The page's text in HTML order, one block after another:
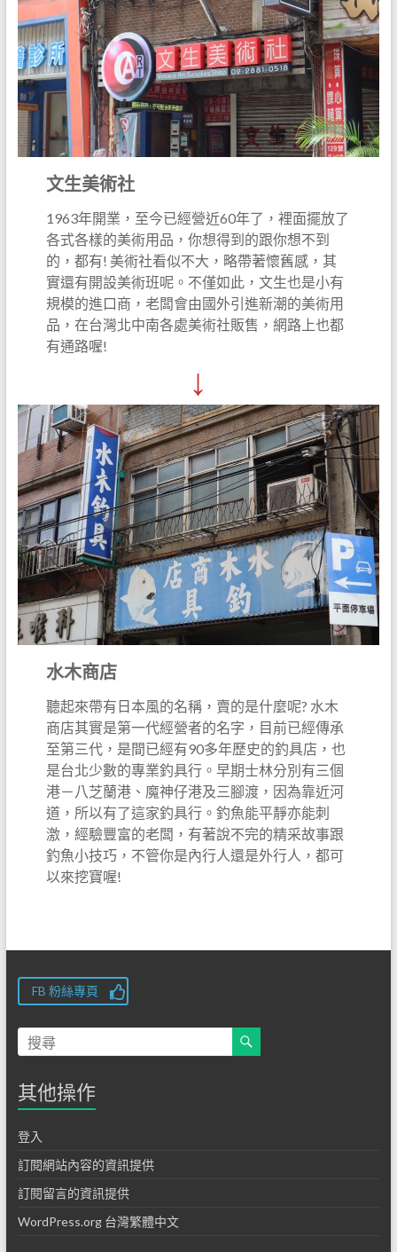
文生美術社
1963年開業，至今已經營近60年了，裡面擺放了
各式各樣的美術用品，你想得到的跟你想不到
的，都有! 美術社看似不大，略帶著懷舊感，其
實還有開設美術班呢。不僅如此，文生也是小有
規模的進口商，老闆會由國外引進新潮的美術用
品，在台灣北中南各處美術社販售，網路上也都
有通路喔!
↓
水木商店
聽起來帶有日本風的名稱，賣的是什麼呢? 水木
商店其實是第一代經營者的名字，目前已經傳承
至第三代，是間已經有90多年歷史的釣具店，也
是台北少數的專業釣具行。早期士林分別有三個
港－八芝蘭港、魔神仔港及三腳渡，因為靠近河
道，所以有了這家釣具行。釣魚能平靜亦能刺
激，經驗豐富的老闆，有著說不完的精采故事跟
釣魚小技巧，不管你是內行人還是外行人，都可
以來挖寶喔!
FB 粉絲專頁
其他操作
登入
訂閱網站內容的資訊提供
訂閱留言的資訊提供
WordPress.org 台灣繁體中文